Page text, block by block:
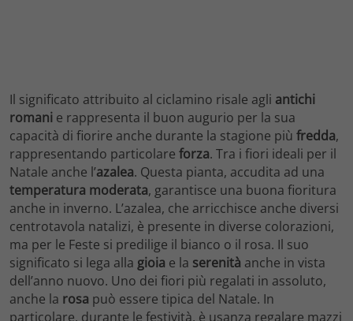
Il significato attribuito al ciclamino risale agli antichi
romani e rappresenta il buon augurio per la sua
capacità di fiorire anche durante la stagione più fredda,
rappresentando particolare forza. Tra i fiori ideali per il
Natale anche l’azalea. Questa pianta, accudita ad una
temperatura moderata, garantisce una buona fioritura
anche in inverno. L’azalea, che arricchisce anche diversi
centrotavola natalizi, è presente in diverse colorazioni,
ma per le Feste si predilige il bianco o il rosa. Il suo
significato si lega alla gioia e la serenità anche in vista
dell’anno nuovo. Uno dei fiori più regalati in assoluto,
anche la rosa può essere tipica del Natale. In
particolare, durante le festività, è usanza regalare mazzi